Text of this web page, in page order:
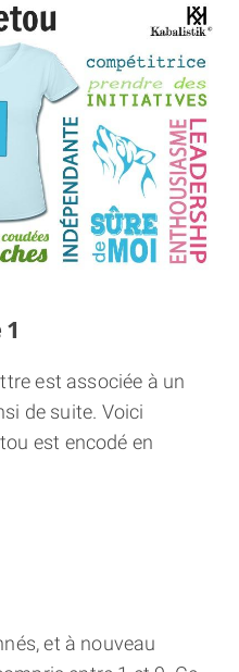
est associée à un
de suite. Voici
est encodé en
et à nouveau
JE »